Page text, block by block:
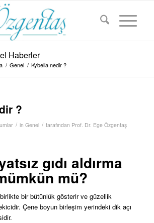
Haberler
/ Genel / Kybella nedir ?
?
/ in Genel / tarafından Prof. Dr. Ege Özgentaş
gıdı aldırma
mü?
bir bütünlük gösterir ve güzellik
Çene boyun birleşim yerindeki dik açı